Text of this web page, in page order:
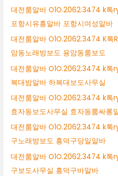
대전룸알바 O1O.2062.3474 k
포항시유흥알바 포항시여성알바
대전룸알바 O1O.2062.3474 K톡
암동노래방보도 용암동룸보도
대전룸알바 O1O.2062.3474 k
복대밤알바 하복대보도사무실
대전룸알바 O1O.2062.3474 k
효자동보도사무실 효자동룸싸롱
대전룸알바 O1O.2062.3474 k
구노래방보도 흥덕구당일알바
대전룸알바 O1O.2062.3474 k
구보도사무실 흥덕구바알바